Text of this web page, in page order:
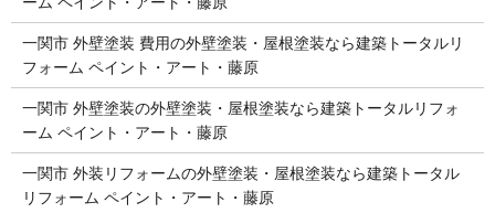
一関市 外壁塗装 費用の外壁塗装・屋根塗装なら建築トータルリ
フォーム ペイント・アート・藤原
一関市 外壁塗装の外壁塗装・屋根塗装なら建築トータルリフォ
ーム ペイント・アート・藤原
一関市 外装リフォームの外壁塗装・屋根塗装なら建築トータル
リフォーム ペイント・アート・藤原